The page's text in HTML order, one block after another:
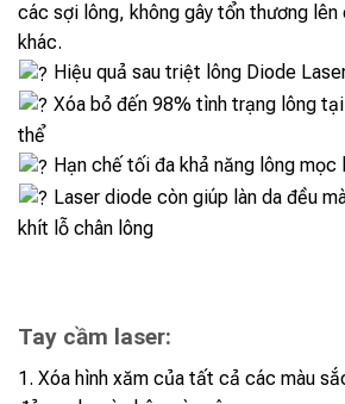
các sợi lông, không gây tổn thương lên
khác.
Hiệu quả sau triệt lông Diode
Xóa bỏ đến 98% tình trạng lông
thể
Hạn chế tối đa khả năng lông mọc
Laser diode còn giúp làn da đều
khít lỗ chân lông
Tay cầm laser:
1. Xóa hình xăm của tất cả các màu